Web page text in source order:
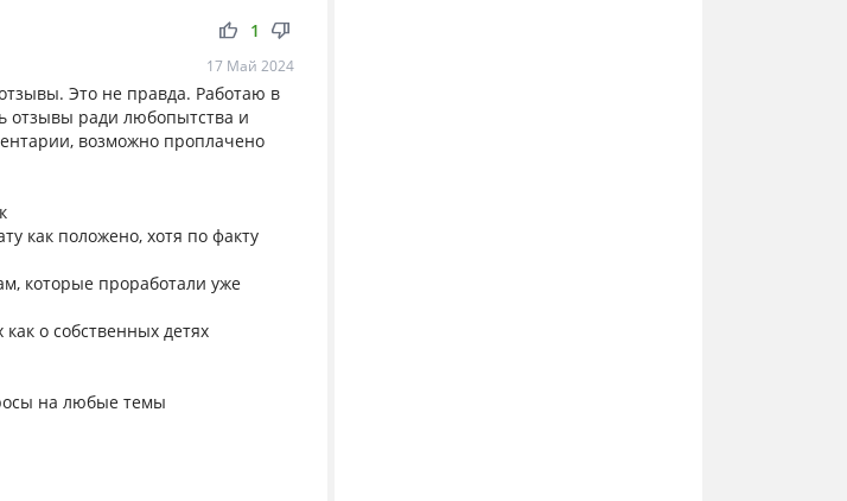
thumb_up thumb_down
1
17 Май 2024
Это не правда. Работаю в
отзывы ради любопытства и
возможно проплачено
как положено, хотя по факту
которые проработали уже
о собственных детях
на любые темы